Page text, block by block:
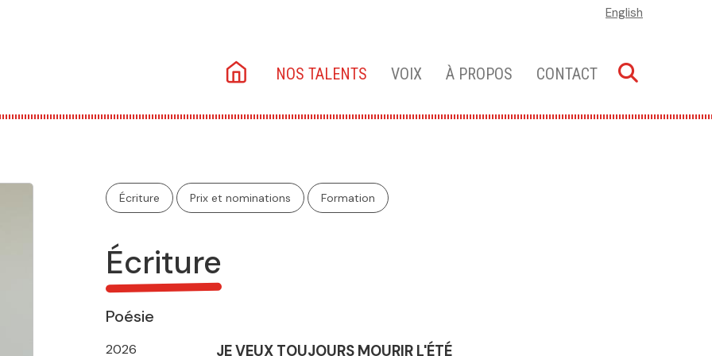
Main
NOS TALENTS VOIX À PROPOS CONTACT
English
Écriture Prix et nominations Formation
Écriture
Poésie
2026 JE VEUX TOUJOURS MOURIR L'ÉTÉ